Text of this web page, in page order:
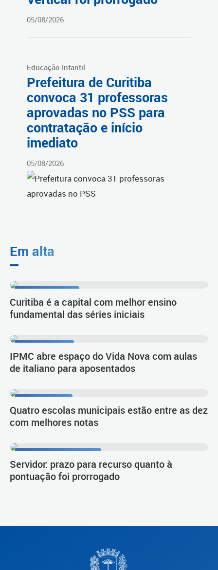
05/08/2026
Educação Infantil
Prefeitura de Curitiba
convoca 31 professoras
aprovadas no PSS para
contratação e início
imediato
05/08/2026
Em alta
Curitiba é a capital com melhor ensino
fundamental das séries iniciais
IPMC abre espaço do Vida Nova com aulas
de italiano para aposentados
Quatro escolas municipais estão entre as dez
com melhores notas
Servidor: prazo para recurso quanto à
pontuação foi prorrogado